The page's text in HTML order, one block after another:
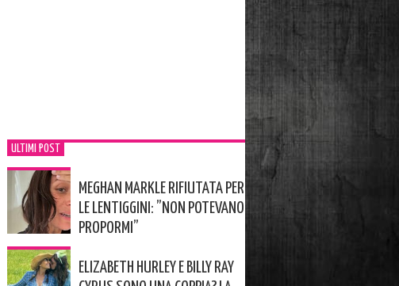
ULTIMI POST
MEGHAN MARKLE RIFIUTATA PER
LE LENTIGGINI: ”NON POTEVANO
PROPORMI”
ELIZABETH HURLEY E BILLY RAY